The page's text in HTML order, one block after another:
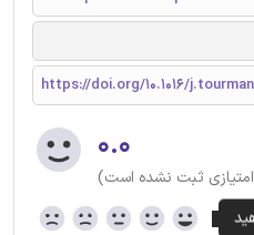
https://doi.org/10.1016/
۰.۰
امتیازی ثبت نشده است)